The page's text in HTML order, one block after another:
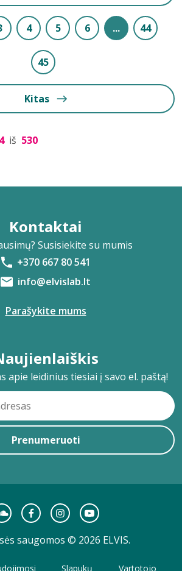
4 5 6 ... 44
45
Kitas
iš 530
Kontaktai
Susisiekite su mumis
+370 667 80 541
info@elvislab.lt
Parašykite mums
apie leidinius tiesiai į savo el. paštą!
Prenumeruoti
saugomos © 2026 ELVIS.
Slapukų Vartotojo